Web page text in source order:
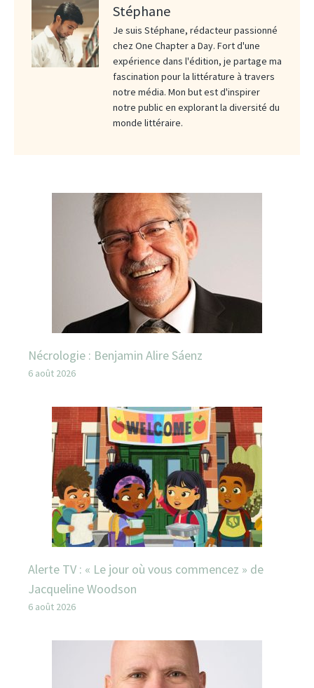
Stéphane
Je suis Stéphane, rédacteur passionné
chez One Chapter a Day. Fort d'une
expérience dans l'édition, je partage ma
fascination pour la littérature à travers
notre média. Mon but est d'inspirer
notre public en explorant la diversité du
monde littéraire.
Nécrologie : Benjamin Alire Sáenz
6 août 2026
Alerte TV : « Le jour où vous commencez » de
Jacqueline Woodson
6 août 2026